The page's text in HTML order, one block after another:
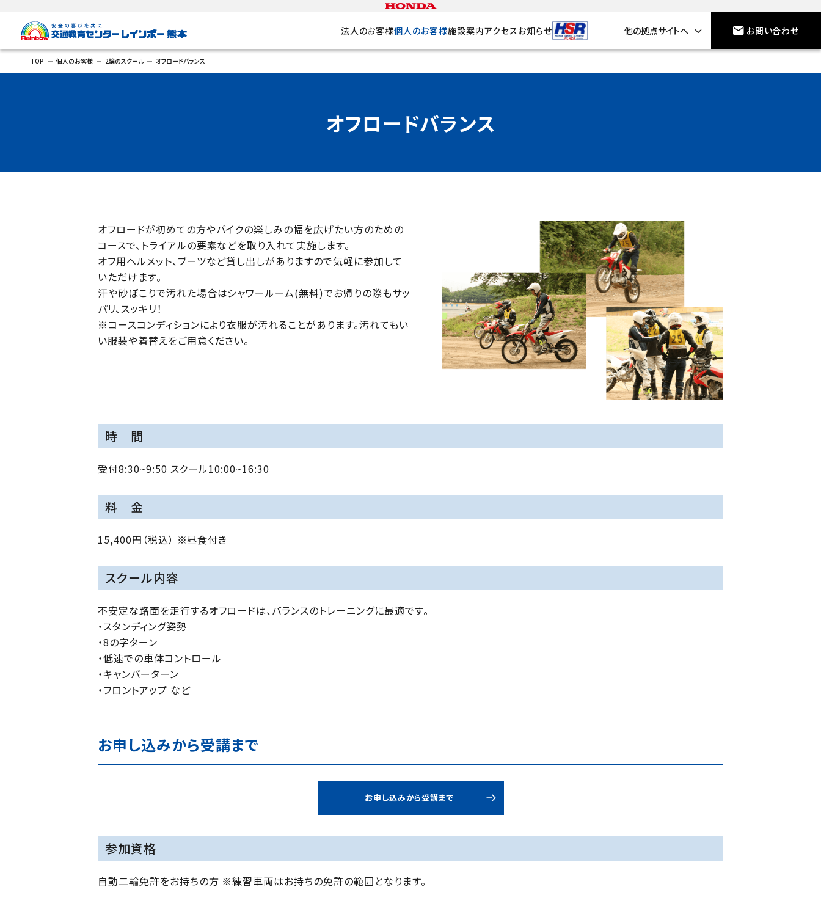
法人のお客様個人のお客様施設案内アクセスお知らせ 他の拠点サイトへ お問い合わせ
TOP 個人のお客様 2輪のスクール オフロードバランス
オフロードバランス
オフロードが初めての方やバイクの楽しみの幅を広げたい方のための
コースで、トライアルの要素などを取り入れて実施します。
オフ用ヘルメット、ブーツなど貸し出しがありますので気軽に参加して
いただけます。
汗や砂ぼこりで汚れた場合はシャワールーム(無料)でお帰りの際もサッ
パリ、スッキリ！
※コースコンディションにより衣服が汚れることがあります。汚れてもい
い服装や着替えをご用意ください。
時 間
受付8:30~9:50 スクール10:00~16:30
料 金
15,400円（税込） ※昼食付き
スクール内容
不安定な路面を走行するオフロードは、バランスのトレーニングに最適です。
・スタンディング姿勢
・8の字ターン
・低速での車体コントロール
・キャンバーターン
・フロントアップ など
お申し込みから受講まで
お申し込みから受講まで
参加資格
自動二輪免許をお持ちの方 ※練習車両はお持ちの免許の範囲となります。